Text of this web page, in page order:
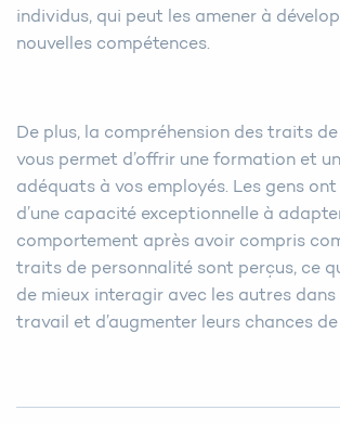
individus, qui peut les amener à
nouvelles compétences.
De plus, la compréhension des traits
vous permet d’offrir une formation et
adéquats à vos employés. Les gens
d’une capacité exceptionnelle à
comportement après avoir compris
traits de personnalité sont perçus, ce
de mieux interagir avec les autres dans
travail et d’augmenter leurs chances de